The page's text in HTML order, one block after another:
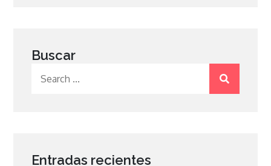
Buscar
Entradas recientes